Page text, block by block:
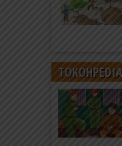
TOKOHPEDIA